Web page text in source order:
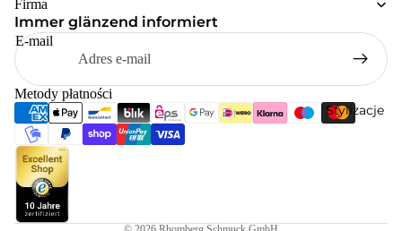
Stylizacje
Firma
Immer glänzend informiert
E-mail
Metody płatności